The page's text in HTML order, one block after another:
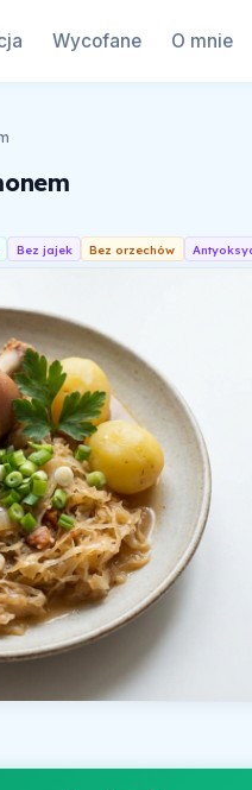
Wycofane O mnie
Bez jajek Bez orzechów